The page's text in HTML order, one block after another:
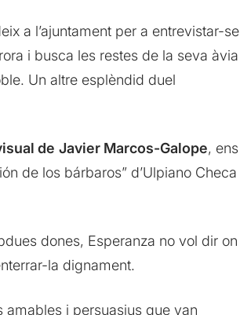
a l’ajuntament per a entrevistar-se
i busca les restes de la seva àvia
Un altre esplèndid duel
de Javier Marcos-Galope, ens
de los bárbaros” d’Ulpiano Checa
dones, Esperanza no vol dir on
la dignament.
amables i persuasius que van